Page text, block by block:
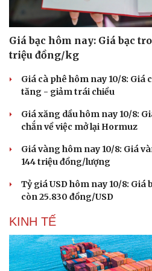
Giá bạc hôm nay: Giá bạc
triệu đồng/kg
Giá cà phê hôm nay 10/8: Giá
tăng - giảm trái chiều
Giá xăng dầu hôm nay 10/8:
chắn về việc mở lại Hormuz
Giá vàng hôm nay 10/8: Giá
144 triệu đồng/lượng
Tỷ giá USD hôm nay 10/8: Giá
còn 25.830 đồng/USD
KINH TẾ